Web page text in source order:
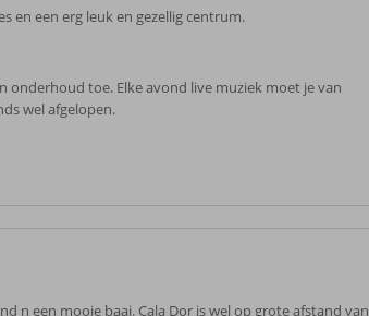
en een erg leuk en gezellig centrum.
onderhoud toe. Elke avond live muziek moet je van
wel afgelopen.
n een mooie baai. Cala Dor is wel op grote afstand van